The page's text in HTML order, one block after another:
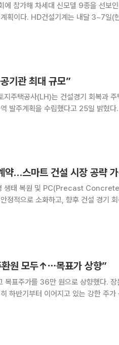
에 참가해 차세대 신모델 9종을 선보
일(현지시간)
벨론(D
기관 최대 규모”
발주계획을 수립했다고 25일 밝혔다
약…스마트 건설 시장 공략
정적으로 소화하고, 향후 건설 경기 회
환원 모두↑⋯목표가 상향”
가를 36만 원으로 상향했다. 장문준 KB
하반기부터 이어지고 있는 강한 주가
가능성 △적극